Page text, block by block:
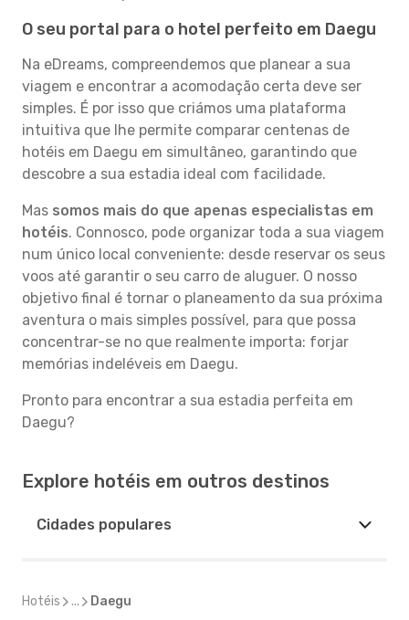
O seu portal para o hotel perfeito em Daegu
Na eDreams, compreendemos que planear a sua
viagem e encontrar a acomodação certa deve ser
simples. É por isso que criámos uma plataforma
intuitiva que lhe permite comparar centenas de
hotéis em Daegu em simultâneo, garantindo que
descobre a sua estadia ideal com facilidade.
Mas somos mais do que apenas especialistas em
hotéis. Connosco, pode organizar toda a sua viagem
num único local conveniente: desde reservar os seus
voos até garantir o seu carro de aluguer. O nosso
objetivo final é tornar o planeamento da sua próxima
aventura o mais simples possível, para que possa
concentrar-se no que realmente importa: forjar
memórias indeléveis em Daegu.
Pronto para encontrar a sua estadia perfeita em
Daegu?
Explore hotéis em outros destinos
Cidades populares
Hotéis ... Daegu